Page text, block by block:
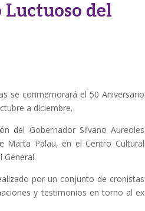
del
se conmemorará el 50 Aniversario
a diciembre.
del Gobernador Silvano Aureoles
Marta Palau, en el Centro Cultural
General.
por un conjunto de cronistas
y testimonios en torno al ex